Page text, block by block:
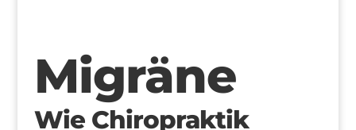
Migräne
Wie Chiropraktik